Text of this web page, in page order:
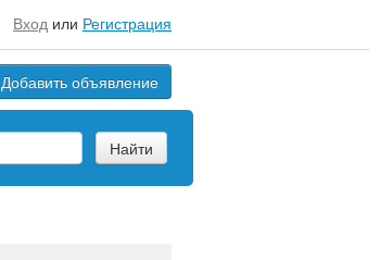
Вход или Регистрация
Добавить объявление
Найти